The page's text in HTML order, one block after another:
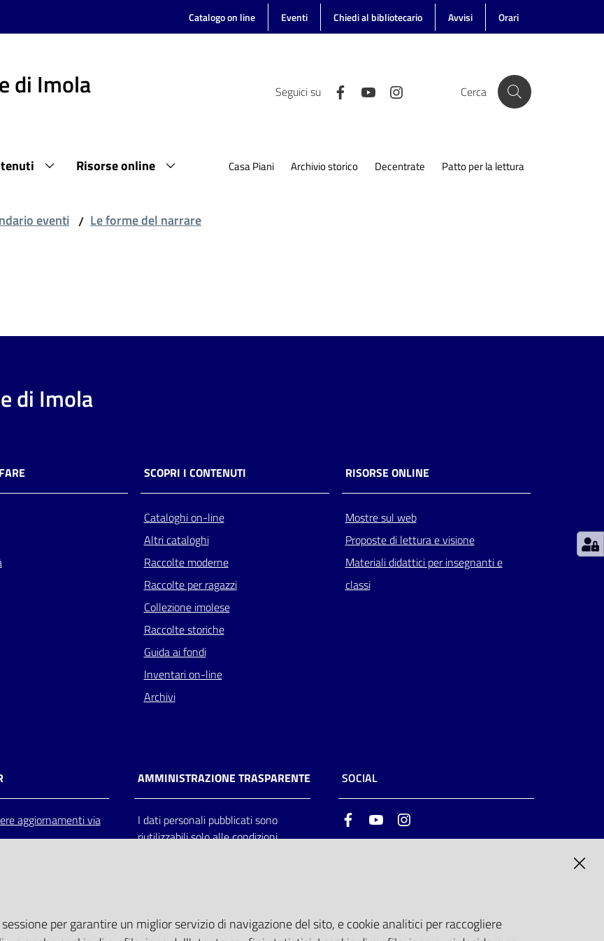
Catalogo on line Eventi Chiedi al bibliotecario Avvisi Orari
di Imola Seguici su Cerca
Risorse online Casa Piani Archivio storico Decentrate Patto per la lettura
eventi / Le forme del narrare
di Imola
SCOPRI I CONTENUTI
Cataloghi on-line
Altri cataloghi
Raccolte moderne
Raccolte per ragazzi
Collezione imolese
Raccolte storiche
Guida ai fondi
Inventari on-line
Archivi
RISORSE ONLINE
Mostre sul web
Proposte di lettura e visione
Materiali didattici per insegnanti e
classi
aggiornamenti via
AMMINISTRAZIONE TRASPARENTE
I dati personali pubblicati sono
riutilizzabili solo alle condizioni
SOCIAL
FacebookYoutube
per garantire un miglior servizio di navigazione del sito, e cookie analitici per raccogliere